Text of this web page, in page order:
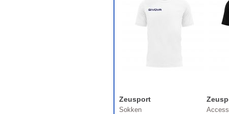
Zeusport
Sokken